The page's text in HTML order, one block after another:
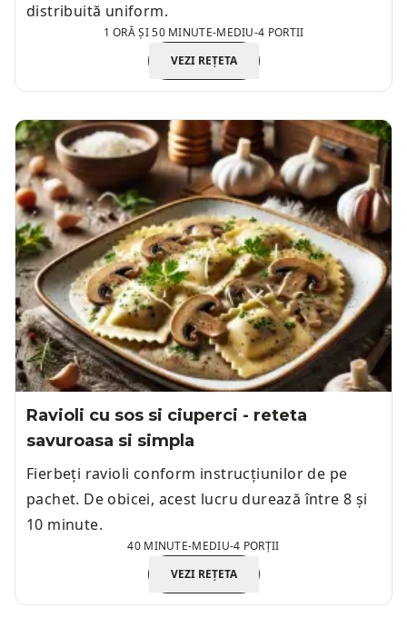
distribuită uniform.
1 ORĂ ȘI 50 MINUTE-MEDIU-4 PORTII
VEZI REȚETA
Ravioli cu sos si ciuperci - reteta
savuroasa si simpla
Fierbeți ravioli conform instrucțiunilor de pe
pachet. De obicei, acest lucru durează între 8 și
10 minute.
40 MINUTE-MEDIU-4 PORȚII
VEZI REȚETA